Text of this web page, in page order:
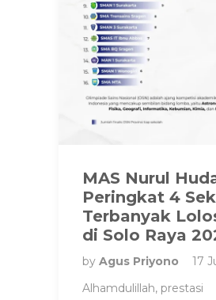
MAS Nurul
Peringkat 4
Terbanyak
di Solo Raya
by Agus Priyono
17
Alhamdulillah, prestasi